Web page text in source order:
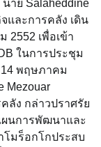
าย Salaheddine
และการคลัง เดิน
2552 เพื่อเข้า
ในการประชุม
พฤษภาคม
Mezouar
ลัง กล่าวปราศรัย
นการพัฒนาและ
โมร็อกโกประสบ